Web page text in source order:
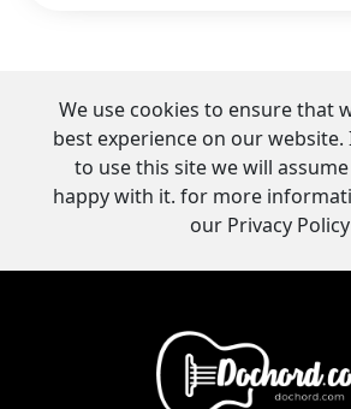
We use cookies to ensure that
best experience on our
to use this site we will
happy with it. for more
our Privacy Policy